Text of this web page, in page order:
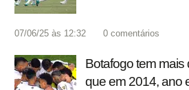
07/06/25 às 12:32 0 comentários
Botafogo tem mais
que em 2014, ano